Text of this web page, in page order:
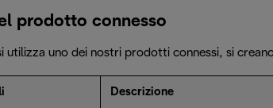
prodotto connesso
utilizza uno dei nostri prodotti connessi, si
Descrizione